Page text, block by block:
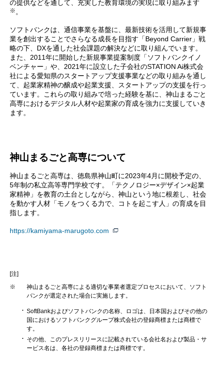
の提供などを通して、充実した教育環境の実現に取り組みます
※ 。
ソフトバンクは、通信事業を基盤に、最新技術を活用して新規事
業を創出することでさらなる成長を目指す「Beyond Carrier」戦
略の下、DXを通した社会課題の解決などに取り組んでいます。
また、2011年に開始した新規事業提案制度「ソフトバンクイノ
ベンチャー」や、2021年に設立した子会社のSTATION Ai株式会
社による愛知県のスタートアップ支援事業などの取り組みを通し
て、起業家精神の醸成や起業支援、スタートアップの支援を行っ
ています。これらの取り組みで培った経験を基に、神山まるごと
高専におけるデジタル人材や起業家の育成を強力に支援していき
ます。
神山まるごと高専について
神山まるごと高専は、徳島県神山町に2023年4月に開校予定の、
5年制の私立高等専門学校です。「テクノロジー×デザイン×起業
家精神」を教育の土台としながら、神山という地に根差し、社会
を動かす人材「モノをつくる力で、コトを起こす人」の育成を目
指します。
https://kamiyama-marugoto.com
[注]
※
神山まるごと高専による適切な事業者選定プロセスにおいて、ソフト
バンクが選定された場合に実施します。
SoftBankおよびソフトバンクの名称、ロゴは、日本国およびその他の
国におけるソフトバンクグループ株式会社の登録商標または商標で
す。
その他、このプレスリリースに記載されている会社名および製品・サ
ービス名は、各社の登録商標または商標です。